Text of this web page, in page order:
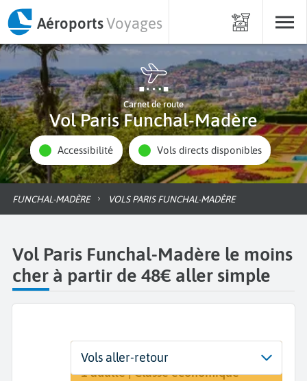
AéroportsVoyages
Carnet de route
Vol Paris Funchal-Madère
Accessibilité Vols directs disponibles
FUNCHAL-MADÈRE VOLS PARIS FUNCHAL-MADÈRE
Vol Paris Funchal-Madère le moins
cher à partir de 48€ aller simple
Départ
Paris (PAR)
Dates
Dates de votre voyage
Voyageurs | Classe
1 adulte | Classe économique
Vols aller-retour